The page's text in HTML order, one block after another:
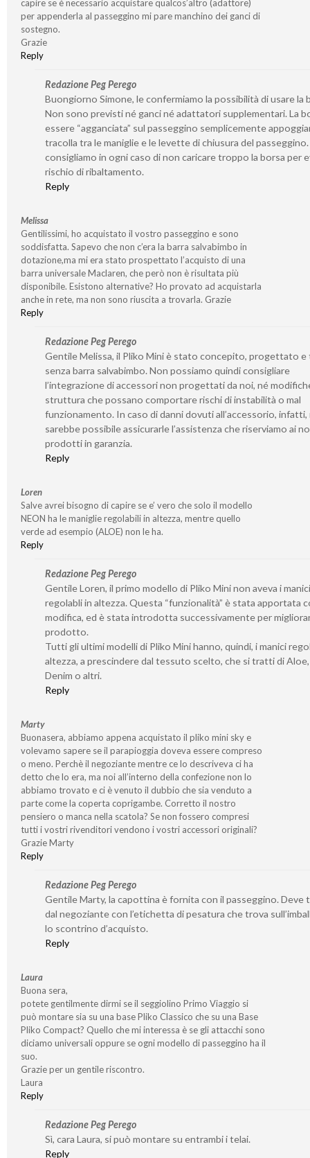
capire se è necessario acquistare qualcos’altro (adattore)
per appenderla al passeggino mi pare manchino dei ganci di
sostegno.
Grazie
Reply
Redazione Peg Perego
Buongiorno Simone, le confermiamo la possibilità di usare la
Non sono previsti né ganci né adattatori supplementari. La
essere “agganciata” sul passeggino semplicemente
tracolla tra le maniglie e le levette di chiusura del passeggino.
consigliamo in ogni caso di non caricare troppo la borsa per
rischio di ribaltamento.
Reply
Melissa
Gentilissimi, ho acquistato il vostro passeggino e sono
soddisfatta. Sapevo che non c’era la barra salvabimbo in
dotazione,ma mi era stato prospettato l’acquisto di una
barra universale Maclaren, che però non è risultata più
disponibile. Esistono alternative? Ho provato ad acquistarla
anche in rete, ma non sono riuscita a trovarla. Grazie
Reply
Redazione Peg Perego
Gentile Melissa, il Pliko Mini è stato concepito, progettato
senza barra salvabimbo. Non possiamo quindi consigliare
l’integrazione di accessori non progettati da noi, né
struttura che possano comportare rischi di instabilità o mal
funzionamento. In caso di danni dovuti all’accessorio, infatti,
sarebbe possibile assicurarle l’assistenza che riserviamo ai
prodotti in garanzia.
Reply
Loren
Salve avrei bisogno di capire se e’ vero che solo il modello
NEON ha le maniglie regolabili in altezza, mentre quello
verde ad esempio (ALOE) non le ha.
Reply
Redazione Peg Perego
Gentile Loren, il primo modello di Pliko Mini non aveva i manici
regolabli in altezza. Questa “funzionalità” è stata apportata
modifica, ed è stata introdotta successivamente per
prodotto.
Tutti gli ultimi modelli di Pliko Mini hanno, quindi, i manici
altezza, a prescindere dal tessuto scelto, che si tratti di
Denim o altri.
Reply
Marty
Buonasera, abbiamo appena acquistato il pliko mini sky e
volevamo sapere se il parapioggia doveva essere compreso
o meno. Perchè il negoziante mentre ce lo descriveva ci ha
detto che lo era, ma noi all’interno della confezione non lo
abbiamo trovato e ci è venuto il dubbio che sia venduto a
parte come la coperta coprigambe. Corretto il nostro
pensiero o manca nella scatola? Se non fossero compresi
tutti i vostri rivenditori vendono i vostri accessori originali?
Grazie Marty
Reply
Redazione Peg Perego
Gentile Marty, la capottina è fornita con il passeggino. Deve
dal negoziante con l’etichetta di pesatura che trova
lo scontrino d’acquisto.
Reply
Laura
Buona sera,
potete gentilmente dirmi se il seggiolino Primo Viaggio si
può montare sia su una base Pliko Classico che su una Base
Pliko Compact? Quello che mi interessa è se gli attacchi sono
diciamo universali oppure se ogni modello di passeggino ha il
suo.
Grazie per un gentile riscontro.
Laura
Reply
Redazione Peg Perego
Sì, cara Laura, si può montare su entrambi i telai.
Reply